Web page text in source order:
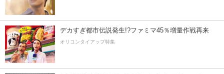
デカすぎ都市伝説発生!?ファミマ45％増量作戦再来
オリコンタイアップ特集